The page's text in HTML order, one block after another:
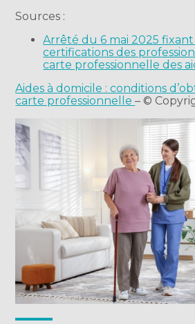
Sources :
Arrêté du 6 mai 2025 fixant
certifications des
carte professionnelle des
Aides à domicile : conditions
carte professionnelle– ©